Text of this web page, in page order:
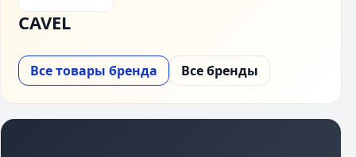
CAVEL
Все товары бренда Все бренды